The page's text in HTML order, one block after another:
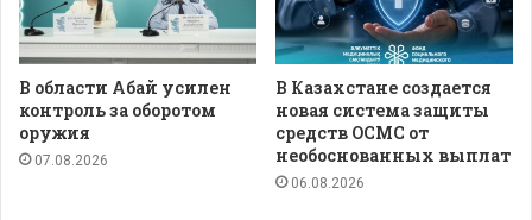
В области Абай усилен
контроль за оборотом
оружия
07.08.2026
В Казахстане создается
новая система защиты
средств ОСМС от
необоснованных выплат
06.08.2026